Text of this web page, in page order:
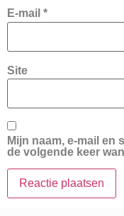
E-mail *
Site
Mijn naam, e-mail en
de volgende keer